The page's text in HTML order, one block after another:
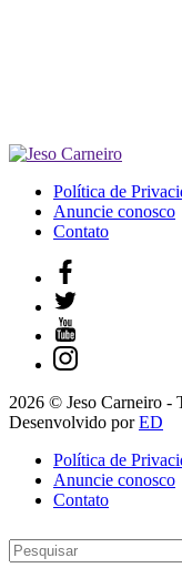
Política de
Anuncie conosco
Contato
2026 © Jeso Carneiro -
Desenvolvido porED
Política de
Anuncie conosco
Contato